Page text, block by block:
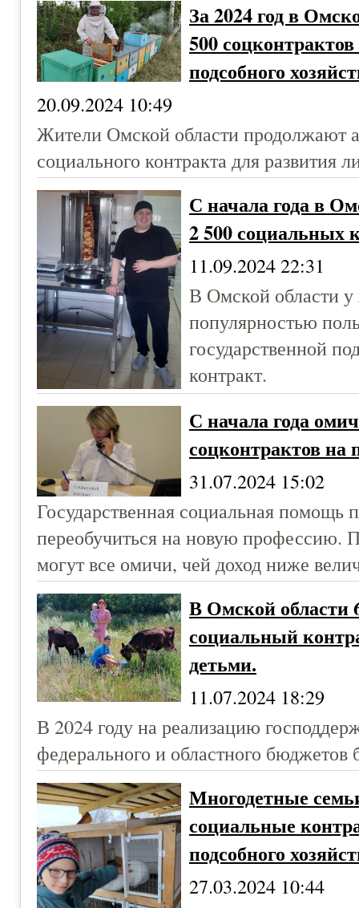
За 2024 год в
500
подсобного
20.09.2024 10:49
Жители Омской области продолжают
социального контракта для развития
С начала года в
2 500 социальных
11.09.2024 22:31
В Омской области
популярностью
государственной
контракт.
С начала года
соцконтрактов на
31.07.2024 15:02
Государственная социальная помощь
переобучиться на новую профессию.
могут все омичи, чей доход ниже
В Омской области
социальный
детьми.
11.07.2024 18:29
В 2024 году на реализацию
федерального и областного
Многодетные
социальные
подсобного
27.03.2024 10:44